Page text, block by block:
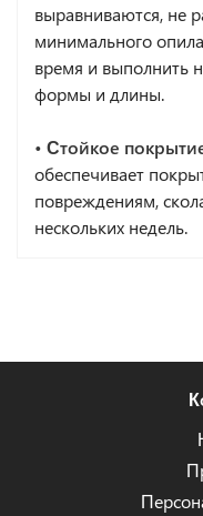
выравниваются, не
минимального
время и выполнить
формы и длины.
• Стойкое
обеспечивает
повреждениям,
нескольких недель.